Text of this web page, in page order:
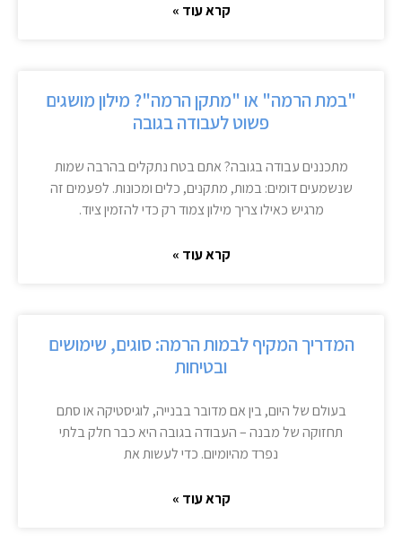
קרא עוד »
"במת הרמה" או "מתקן הרמה"? מילון מושגים
פשוט לעבודה בגובה
מתכננים עבודה בגובה? אתם בטח נתקלים בהרבה שמות
שנשמעים דומים: במות, מתקנים, כלים ומכונות. לפעמים זה
מרגיש כאילו צריך מילון צמוד רק כדי להזמין ציוד.
קרא עוד »
המדריך המקיף לבמות הרמה: סוגים, שימושים
ובטיחות
בעולם של היום, בין אם מדובר בבנייה, לוגיסטיקה או סתם
תחזוקה של מבנה – העבודה בגובה היא כבר חלק בלתי
נפרד מהיומיום. כדי לעשות את
קרא עוד »